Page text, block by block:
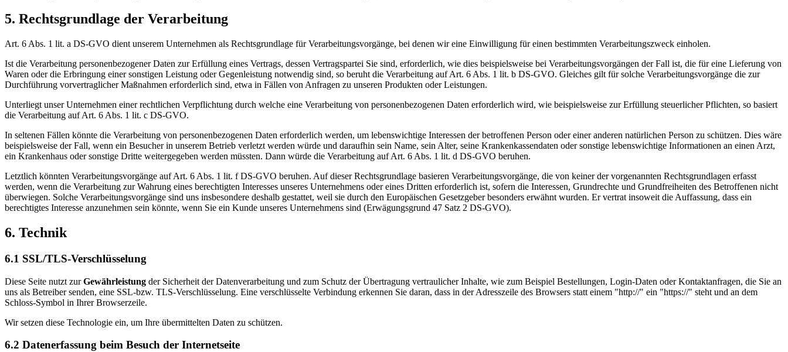
5. Rechtsgrundlage der Verarbeitung
Art. 6 Abs. 1 lit. a DS-GVO dient unserem Unternehmen als Rechtsgrundlage für Verarbeitungsvorgänge, bei denen wir eine Einwilligung für einen bestimmten Verarbeitungszweck einholen.
Ist die Verarbeitung personenbezogener Daten zur Erfüllung eines Vertrags, dessen Vertragspartei Sie sind, erforderlich, wie dies beispielsweise bei Verarbeitungsvorgängen der Fall ist, die für eine Lieferung von
Waren oder die Erbringung einer sonstigen Leistung oder Gegenleistung notwendig sind, so beruht die Verarbeitung auf Art. 6 Abs. 1 lit. b DS-GVO. Gleiches gilt für solche Verarbeitungsvorgänge die zur
Durchführung vorvertraglicher Maßnahmen erforderlich sind, etwa in Fällen von Anfragen zu unseren Produkten oder Leistungen.
Unterliegt unser Unternehmen einer rechtlichen Verpflichtung durch welche eine Verarbeitung von personenbezogenen Daten erforderlich wird, wie beispielsweise zur Erfüllung steuerlicher Pflichten, so basiert
die Verarbeitung auf Art. 6 Abs. 1 lit. c DS-GVO.
In seltenen Fällen könnte die Verarbeitung von personenbezogenen Daten erforderlich werden, um lebenswichtige Interessen der betroffenen Person oder einer anderen natürlichen Person zu schützen. Dies wäre
beispielsweise der Fall, wenn ein Besucher in unserem Betrieb verletzt werden würde und daraufhin sein Name, sein Alter, seine Krankenkassendaten oder sonstige lebenswichtige Informationen an einen Arzt,
ein Krankenhaus oder sonstige Dritte weitergegeben werden müssten. Dann würde die Verarbeitung auf Art. 6 Abs. 1 lit. d DS-GVO beruhen.
Letztlich könnten Verarbeitungsvorgänge auf Art. 6 Abs. 1 lit. f DS-GVO beruhen. Auf dieser Rechtsgrundlage basieren Verarbeitungsvorgänge, die von keiner der vorgenannten Rechtsgrundlagen erfasst
werden, wenn die Verarbeitung zur Wahrung eines berechtigten Interesses unseres Unternehmens oder eines Dritten erforderlich ist, sofern die Interessen, Grundrechte und Grundfreiheiten des Betroffenen nicht
überwiegen. Solche Verarbeitungsvorgänge sind uns insbesondere deshalb gestattet, weil sie durch den Europäischen Gesetzgeber besonders erwähnt wurden. Er vertrat insoweit die Auffassung, dass ein
berechtigtes Interesse anzunehmen sein könnte, wenn Sie ein Kunde unseres Unternehmens sind (Erwägungsgrund 47 Satz 2 DS-GVO).
6. Technik
6.1 SSL/TLS-Verschlüsselung
Diese Seite nutzt zurGewährleistung der Sicherheit der Datenverarbeitung und zum Schutz der Übertragung vertraulicher Inhalte, wie zum Beispiel Bestellungen, Login-Daten oder Kontaktanfragen, die Sie an
uns als Betreiber senden, eine SSL-bzw. TLS-Verschlüsselung. Eine verschlüsselte Verbindung erkennen Sie daran, dass in der Adresszeile des Browsers statt einem "http://" ein "https://" steht und an dem
Schloss-Symbol in Ihrer Browserzeile.
Wir setzen diese Technologie ein, um Ihre übermittelten Daten zu schützen.
6.2 Datenerfassung beim Besuch der Internetseite